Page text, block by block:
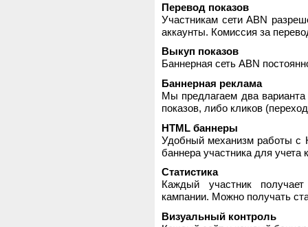
Перевод показов
Участникам сети ABN
аккаунты. Комиссия за
Выкуп показов
Баннерная сеть ABN
Баннерная реклама
Мы предлагаем два
показов, либо кликов
HTML баннеры
Удобный механизм работы с
баннера участника для
Статистика
Каждый участник
кампании. Можно получать
Визуальный контроль